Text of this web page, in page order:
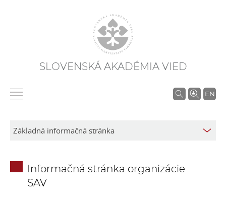
SLOVENSKÁ AKADÉMIA VIED
EN
V
Informačná stránka organizácie
SAV